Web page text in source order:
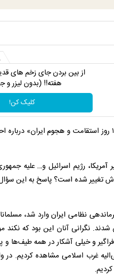
هفته!! (بدون لیزر و
کلیک کن!
روزنامه کیهان در یادداتشی با عنوان «کاربست تجربه گران‌سنگ ۱۲
این زمینه نوشت: پس از پایان جنگ ۱۲ روزه اخیر آمریکا،
تغییر شده است؟ پاسخ به این
نظامی ایران وارد شد،
نگرانی آنان این بود که نکند
و خیلی آشکار در همه طیف‌ها
غرب اسلامی مشاهده کردیم.